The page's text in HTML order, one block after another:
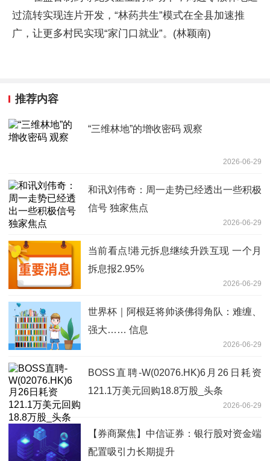
过流转实现连片开发，“林药共生”模式在全县加速推
广，让更多村民实现“家门口就业”。(林颖南)
推荐内容
“三维林地”的增收密码 观察
2026-06-29
和讯刘伟奇：周一走势已经透出一些积极
信号 独家焦点
2026-06-29
当前看点!港元拆息继续升跌互现 一个月
拆息报2.95%
2026-06-29
世界杯｜阿根廷将帅谈佛得角队：难缠、
强大…… 信息
2026-06-29
BOSS直聘-W(02076.HK)6月26日耗资
121.1万美元回购18.8万股_头条
2026-06-29
【券商聚焦】中信证券：银行股对资金端
配置吸引力长期提升